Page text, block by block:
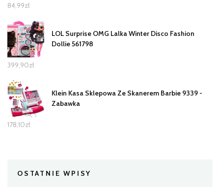
84,99zł
LOL Surprise OMG Lalka Winter Disco Fashion
Dollie 561798
399,90zł
Klein Kasa Sklepowa Ze Skanerem Barbie 9339 -
Zabawka
178,10zł
OSTATNIE WPISY